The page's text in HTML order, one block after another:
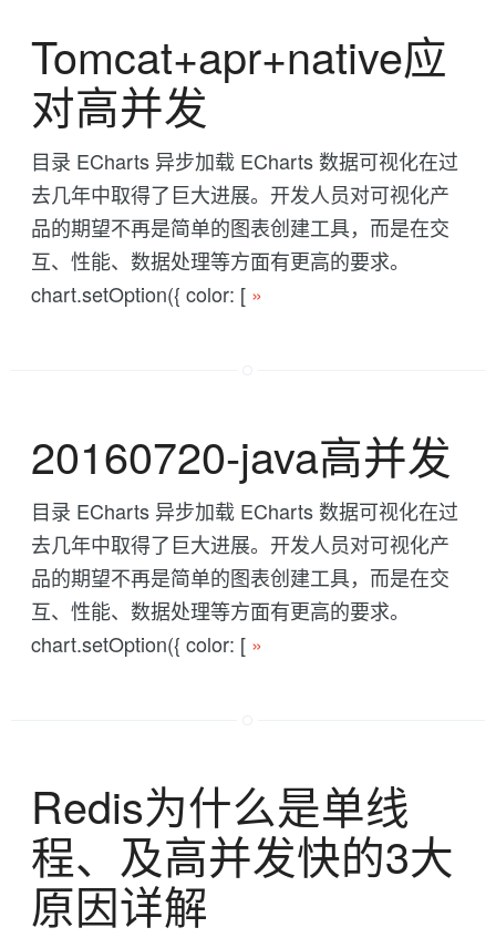
Tomcat+apr+native应
对高并发
目录 ECharts 异步加载 ECharts 数据可视化在过
去几年中取得了巨大进展。开发人员对可视化产
品的期望不再是简单的图表创建工具，而是在交
互、性能、数据处理等方面有更高的要求。
chart.setOption({ color: [ »
20160720-java高并发
目录 ECharts 异步加载 ECharts 数据可视化在过
去几年中取得了巨大进展。开发人员对可视化产
品的期望不再是简单的图表创建工具，而是在交
互、性能、数据处理等方面有更高的要求。
chart.setOption({ color: [ »
Redis为什么是单线
程、及高并发快的3大
原因详解